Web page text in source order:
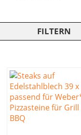
FILTERN